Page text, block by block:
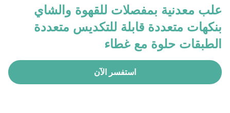
علب معدنية بمفصلات للقهوة والشاي
بنكهات متعددة قابلة للتكديس متعددة
الطبقات حلوة مع غطاء
استفسر الآن